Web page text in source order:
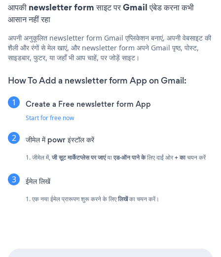
आपकी newsletter form साइट पर Gmail एंबेड करना कभी
आसान नहीं रहा
अपनी अनुकूलित newsletter form Gmail एप्लिकेशन बनाएं, अपनी वेबसाइट की
शैली और रंगों से मेल खाएं, और newsletter form अपने Gmail पृष्ठ, पोस्ट,
साइडबार, फुटर, या जहाँ भी आप चाहें, पर जोड़ें साइट।
How To Add a newsletter form App on Gmail:
Create a Free newsletter form App
Start for free now
जीमेल में powr इंस्टॉल करें
1. जीमेल में,जी सूट मार्केटप्लेस पर जाएंयाएड-ऑन पाने केलिए दाईं ओर+ काचयन करें
ईमेल लिखें
1. एक नया ईमेल प्रारूपण शुरू करने के लिएलिखेंका चयन करें।